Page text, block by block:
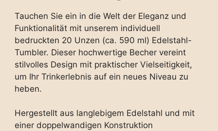
Tauchen Sie ein in die Welt der Eleganz und
Funktionalität mit unserem individuell
bedruckten 20 Unzen (ca. 590 ml) Edelstahl-
Tumbler. Dieser hochwertige Becher vereint
stilvolles Design mit praktischer Vielseitigkeit,
um Ihr Trinkerlebnis auf ein neues Niveau zu
heben.
Hergestellt aus langlebigem Edelstahl und mit
einer doppelwandigen Konstruktion